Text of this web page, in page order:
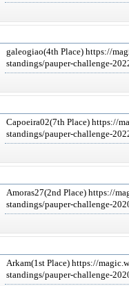
galeogiao(4th Place) https://
standings/pauper-challenge-
Capoeira02(7th Place) https://
standings/pauper-challenge-
Amoras27(2nd Place) https://
standings/pauper-challenge-
Arkam(1st Place) https://
standings/pauper-challenge-